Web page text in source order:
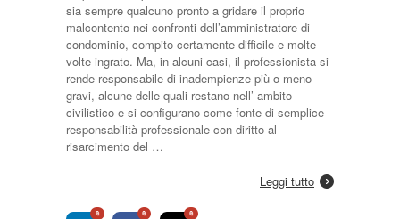
sia sempre qualcuno pronto a gridare il proprio
malcontento nei confronti dell’amministratore di
condominio, compito certamente difficile e molte
volte ingrato. Ma, in alcuni casi, il professionista si
rende responsabile di inadempienze più o meno
gravi, alcune delle quali restano nell’ ambito
civilistico e si configurano come fonte di semplice
responsabilità professionale con diritto al
risarcimento del …
Leggi tutto
0 0 0